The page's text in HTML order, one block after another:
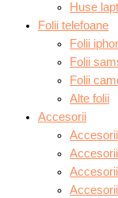
Huse
Folii telefoane
Folii
Folii
Folii
Alte folii
Accesorii